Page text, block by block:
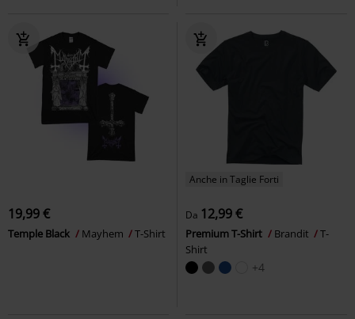
19,99 €
Temple Black Mayhem T-Shirt
Anche in Taglie Forti
Da 12,99 €
Premium T-Shirt Brandit
T-
Shirt
+4